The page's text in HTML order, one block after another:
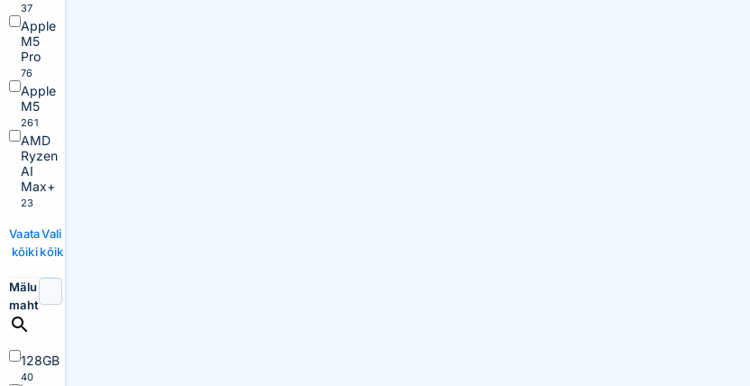
37
Apple
M5
Pro
76
Apple
M5
261
AMD
Ryzen
AI
Max+
23
Vaata
kõiki
Vali
kõik
Mälu
maht
128GB
40